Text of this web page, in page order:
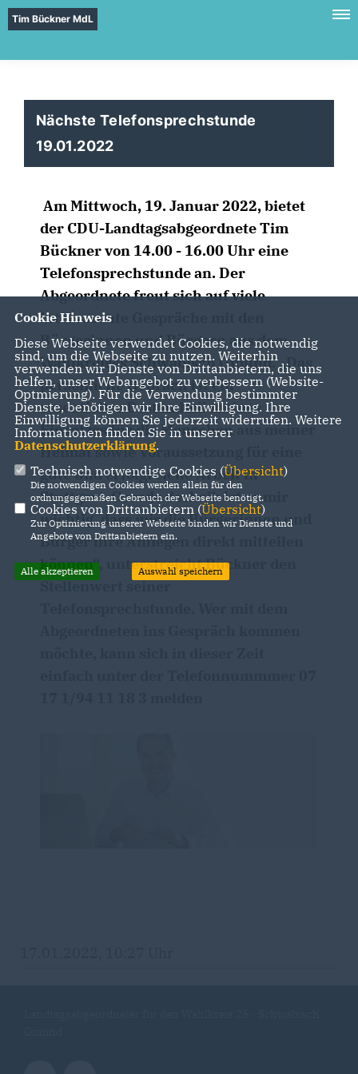
Tim Bückner MdL
Nächste Telefonsprechstunde
19.01.2022
Am Mittwoch, 19. Januar 2022, bietet
der CDU-Landtagsabgeordnete Tim
Bückner von 14.00 - 16.00 Uhreine
Telefonsprechstunde an. Der
Abgeordnete freut sich auf viele
interessante Gespräche mit den
Bürgerinnen und Bürgern aus dem
Wahlkreises Schwäbisch Gmünd. „Das
persönliche Gepräch ist ein
essentieller Bestandteil meines
Einsatzes für die Menschen aus meiner
Heimat sowie Voraussetzung für eine
gute und erfolgreiche Arbeit in
Stuttgart. Gerade deshalb ist es mir
wichtig, dass mir die Bürgerinnen und
Bürger ihre Anliegen direkt mitteilen
können“, unterstreicht Bückner den
Stellenwert seiner
Cookie Hinweis
Diese Webseite verwendet Cookies, die notwendig
sind, um die Webseite zu nutzen. Weiterhin
verwenden wir Dienste von Drittanbietern, die uns
helfen, unser Webangebot zu verbessern (Website-
Optmierung). Für die Verwendung bestimmter
Dienste, benötigen wir Ihre Einwilligung. Ihre
Einwilligung können Sie jederzeit widerrufen. Weitere
Informationen finden Sie in unserer
Datenschutzerklärung.
Technisch notwendige Cookies (Übersicht)
Die notwendigen Cookies werden allein für den
ordnungsgemäßen Gebrauch der Webseite benötigt.
Cookies von Drittanbietern (Übersicht)
Zur Optimierung unserer Webseite binden wir Dienste und
Angebote von Drittanbietern ein.
Alle akzeptieren Auswahl speichern